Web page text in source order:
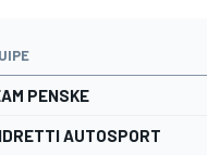
PENSKE
AUTOSPORT